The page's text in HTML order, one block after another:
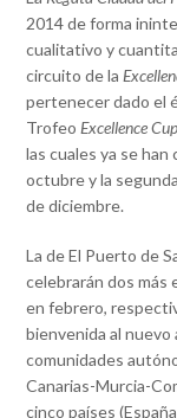
2014 de forma
cualitativo y
circuito de la
pertenecer dado el
Trofeo Excellence
las cuales ya se
octubre y la
de diciembre.
La de El Puerto de
celebrarán dos más
en febrero,
bienvenida al
comunidades
Canarias-Murcia-
cinco países